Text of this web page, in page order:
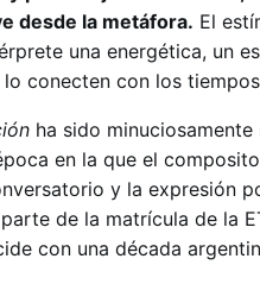
desde la metáfora. El
una energética, un
conecten con los
ha sido
en la que el
y la expresión
de la matrícula de la
con una década